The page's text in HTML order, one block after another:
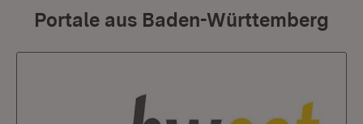
Portale aus Baden-Württemberg